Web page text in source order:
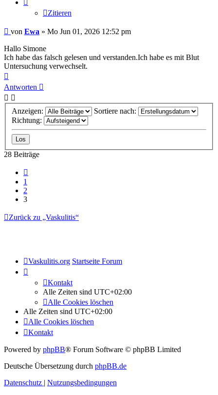
Zitieren
Beitrag
von Ewa » Mo Jun 01, 2026 12:52 pm
Hallo Simone
Ich habe das falsch gelesen und verstanden.Ich habe es mit Blut
Untersuchung verwechselt.
oben
Antworten
Anzeigen:
Sortiere nach:
Richtung:
28 Beiträge
1
2
3
Zurück zu „Vaskulitis“
Vaskulitis.org Startseite Forum
Kontakt
Alle Zeiten sind UTC+02:00
Alle Cookies löschen
Alle Zeiten sind UTC+02:00
Alle Cookies löschen
Kontakt
Powered by phpBB® Forum Software © phpBB Limited
Deutsche Übersetzung durch phpBB.de
Datenschutz | Nutzungsbedingungen